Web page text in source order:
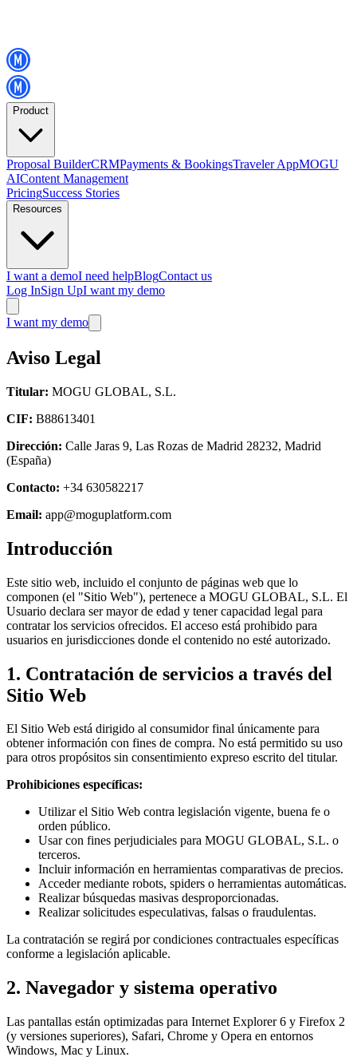
Product
Proposal BuilderCRMPayments & BookingsTraveler AppMOGU
AIContent Management
PricingSuccess Stories
Resources
I want a demoI need helpBlogContact us
Log InSign UpI want my demo
I want my demo
Aviso Legal
Titular: MOGU GLOBAL, S.L.
CIF: B88613401
Dirección: Calle Jaras 9, Las Rozas de Madrid 28232, Madrid
(España)
Contacto: +34 630582217
Email: app@moguplatform.com
Introducción
Este sitio web, incluido el conjunto de páginas web que lo
componen (el "Sitio Web"), pertenece a MOGU GLOBAL, S.L. El
Usuario declara ser mayor de edad y tener capacidad legal para
contratar los servicios ofrecidos. El acceso está prohibido para
usuarios en jurisdicciones donde el contenido no esté autorizado.
1. Contratación de servicios a través del
Sitio Web
El Sitio Web está dirigido al consumidor final únicamente para
obtener información con fines de compra. No está permitido su uso
para otros propósitos sin consentimiento expreso escrito del titular.
Prohibiciones específicas:
Utilizar el Sitio Web contra legislación vigente, buena fe o
orden público.
Usar con fines perjudiciales para MOGU GLOBAL, S.L. o
terceros.
Incluir información en herramientas comparativas de precios.
Acceder mediante robots, spiders o herramientas automáticas.
Realizar búsquedas masivas desproporcionadas.
Realizar solicitudes especulativas, falsas o fraudulentas.
La contratación se regirá por condiciones contractuales específicas
conforme a legislación aplicable.
2. Navegador y sistema operativo
Las pantallas están optimizadas para Internet Explorer 6 y Firefox 2
(y versiones superiores), Safari, Chrome y Opera en entornos
Windows, Mac y Linux.